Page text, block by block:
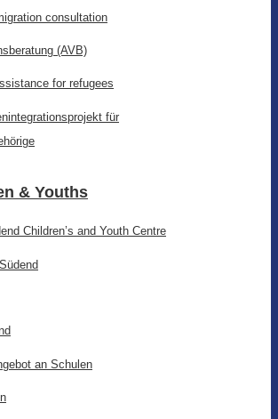
consultation
(AVB)
for refugees
für
& Youths
Children’s and Youth Centre
an Schulen